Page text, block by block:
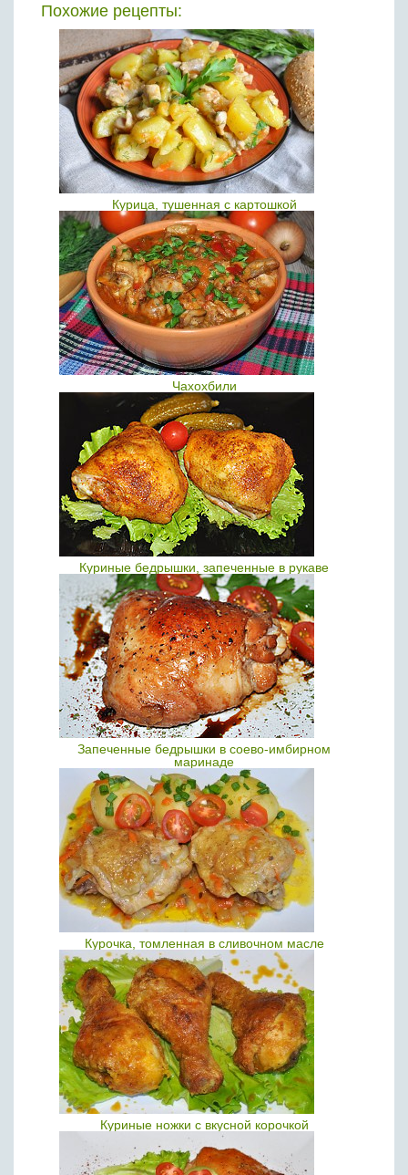
Похожие рецепты:
Курица, тушенная с картошкой
Чахохбили
Куриные бедрышки, запеченные в рукаве
Запеченные бедрышки в соево-имбирном
маринаде
Курочка, томленная в сливочном масле
Куриные ножки с вкусной корочкой